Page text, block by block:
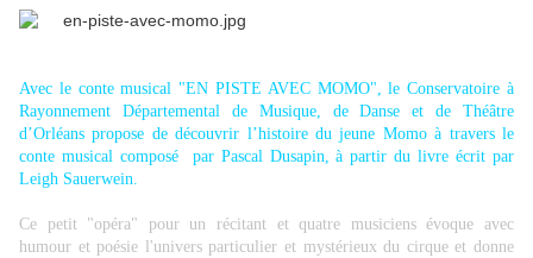
Avec le conte musical "EN PISTE AVEC MOMO", le Conservatoire à
Rayonnement Départemental de Musique, de Danse et de Théâtre
d’Orléans propose de découvrir l’histoire du jeune Momo à travers le
conte musical composé par Pascal Dusapin, à partir du livre écrit par
Leigh Sauerwein.
Ce petit "opéra" pour un récitant et quatre musiciens évoque avec
humour et poésie l'univers particulier et mystérieux du cirque et donne